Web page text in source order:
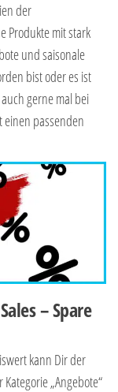
der
Produkte mit stark
und saisonale
bist oder es ist
gerne mal bei
passenden
– Spare
kann Dir der
„Angebote“